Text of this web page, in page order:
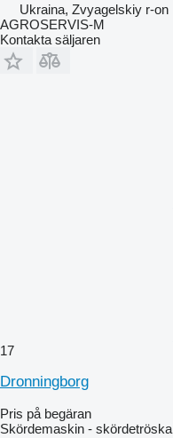
Ukraina, Zvyagelskiy r-on
AGROSERVIS-M
Kontakta säljaren
17
Dronningborg
Pris på begäran
Skördemaskin - skördetröska